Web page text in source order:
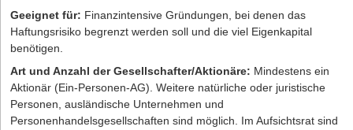
Geeignet für: Finanzintensive Gründungen, bei denen das
Haftungsrisiko begrenzt werden soll und die viel Eigenkapital
benötigen.
Art und Anzahl der Gesellschafter/Aktionäre: Mindestens ein
Aktionär (Ein-Personen-AG). Weitere natürliche oder juristische
Personen, ausländische Unternehmen und
Personenhandelsgesellschaften sind möglich. Im Aufsichtsrat sind